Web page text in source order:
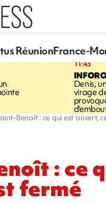
RéunionFrance-
11:43
Denis,
virage
Benoît : ce qui est ouvert,
: ce
fermé